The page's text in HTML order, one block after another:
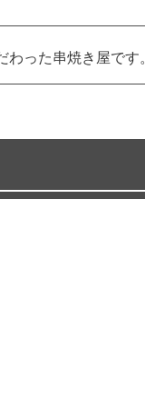
った串焼き屋です。